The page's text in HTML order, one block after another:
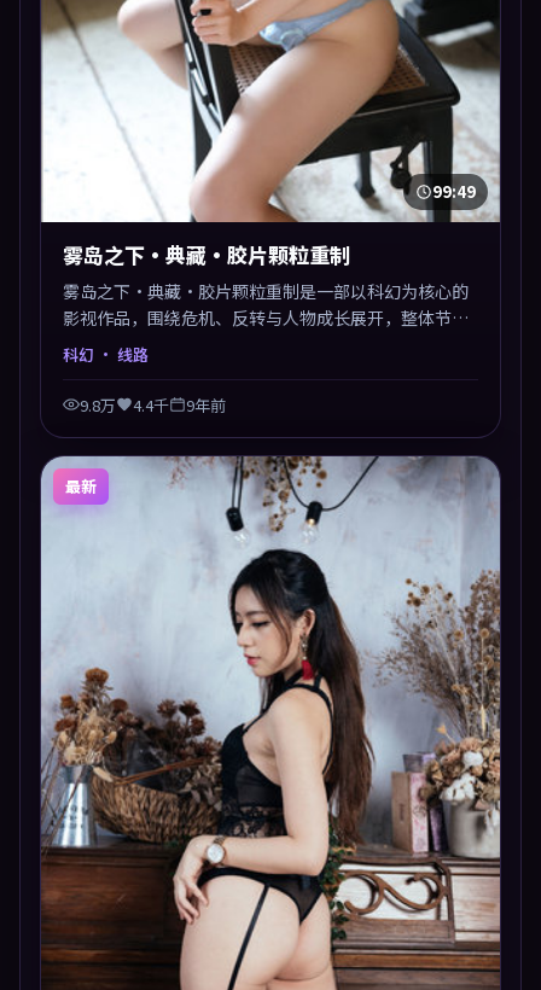
99:49
雾岛之下·典藏·胶片颗粒重制
雾岛之下·典藏·胶片颗粒重制是一部以科幻为核心的
影视作品，围绕危机、反转与人物成长展开，整体节奏
紧凑，值得推荐观看。
科幻 · 线路
9.8万 4.4千 9年前
最新